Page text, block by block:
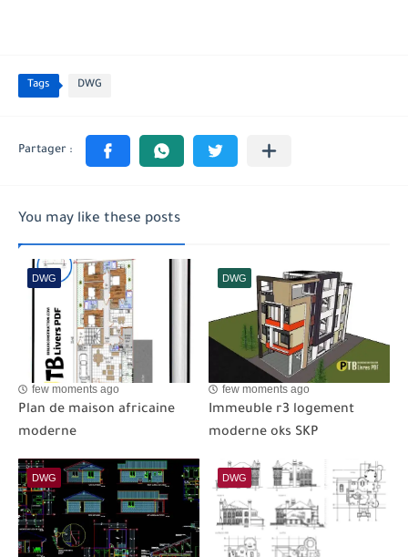
Tags DWG
You may like these posts
DWG
few moments ago
Plan de maison africaine
moderne
DWG
few moments ago
Immeuble r3 logement
moderne oks SKP
DWG DWG